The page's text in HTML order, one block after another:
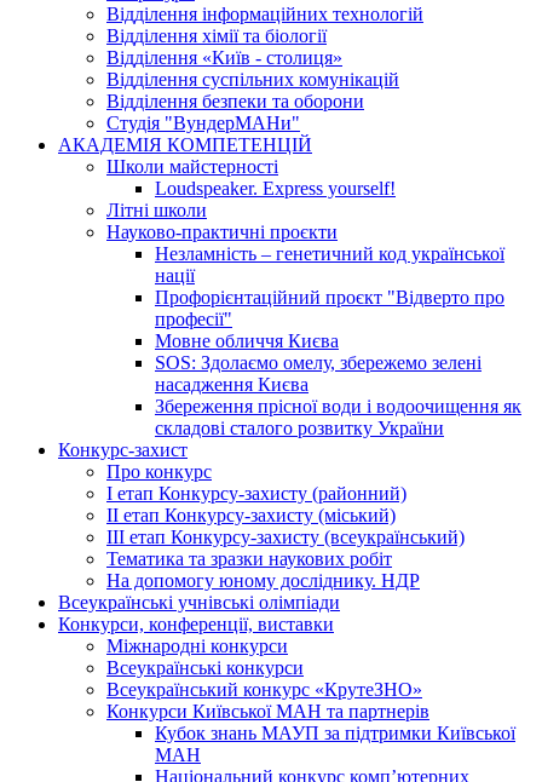
Відділення інформаційних технологій
Відділення хімії та біології
Відділення «Київ - столиця»
Відділення суспільних комунікацій
Відділення безпеки та оборони
Студія "ВундерМАНи"
АКАДЕМІЯ КОМПЕТЕНЦІЙ
Школи майстерності
Loudspeaker. Express yourself!
Літні школи
Науково-практичні проєкти
Незламність – генетичний код української
нації
Профорієнтаційний проєкт "Відверто про
професії"
Мовне обличчя Києва
SOS: Здолаємо омелу, збережемо зелені
насадження Києва
Збереження прісної води і водоочищення як
складові сталого розвитку України
Конкурс-захист
Про конкурс
І етап Конкурсу-захисту (районний)
ІІ етап Конкурсу-захисту (міський)
ІІІ етап Конкурсу-захисту (всеукраїнський)
Тематика та зразки наукових робіт
На допомогу юному досліднику. НДР
Всеукраїнські учнівські олімпіади
Конкурси, конференції, виставки
Міжнародні конкурси
Всеукраїнські конкурси
Всеукраїнський конкурс «КрутеЗНО»
Конкурси Київської МАН та партнерів
Кубок знань МАУП за підтримки Київської
МАН
Національний конкурс комп’ютерних